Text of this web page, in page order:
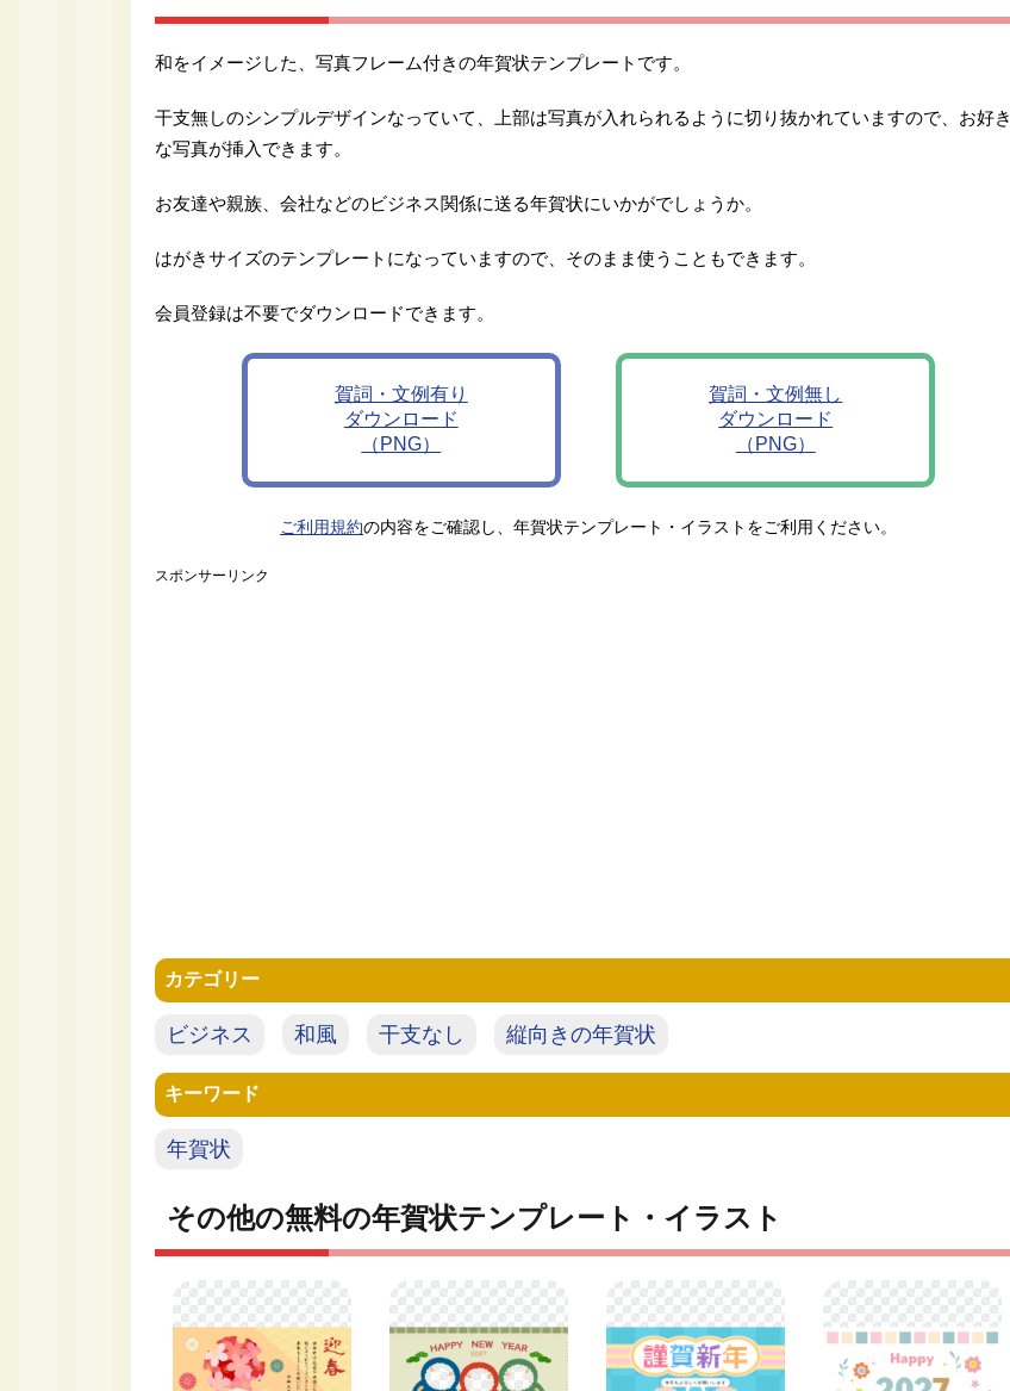
和をイメージした、写真フレーム付きの年賀状テンプレートです。
干支無しのシンプルデザインなっていて、上部は写真が入れられるように切り抜かれていますので、お好き
な写真が挿入できます。
お友達や親族、会社などのビジネス関係に送る年賀状にいかがでしょうか。
はがきサイズのテンプレートになっていますので、そのまま使うこともできます。
会員登録は不要でダウンロードできます。
賀詞・文例有り
ダウンロード
（PNG）
賀詞・文例無し
ダウンロード
（PNG）
ご利用規約の内容をご確認し、年賀状テンプレート・イラストをご利用ください。
スポンサーリンク
カテゴリー
ビジネス 和風 干支なし 縦向きの年賀状
キーワード
年賀状
その他の無料の年賀状テンプレート・イラスト